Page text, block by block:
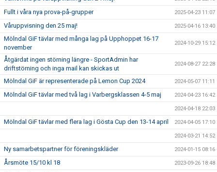
Fullt i våra nya prova-på-grupper 2025-04-23 11:07
Våruppvisning den 25 maj! 2025-04-16 13:40
Mölndal GiF tävlar med många lag på Upphoppet 16-17
november
2024-10-29 15:12
Åtgärdat ingen störning längre - SportAdmin har
driftstörning och inga mail kan skickas ut
2024-08-27 22:28
Mölndal GiF är representerade på Lemon Cup 2024 2024-05-07 11:11
Mölndal GiF tävlar med två lag i Varbergsklassen 4-5 maj 2024-04-23 16:42
2024-04-18 22:03
Mölndal GiF tävlar med flera lag i Gösta Cup den 13-14 april 2024-04-05 17:10
2024-03-21 14:52
Ny samarbetspartner för föreningskläder 2024-01-15 08:16
Årsmöte 15/10 kl 18 2023-09-26 18:48